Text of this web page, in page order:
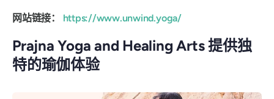
网站链接： https://www.unwind.yoga/
Prajna Yoga and Healing Arts 提供独
特的瑜伽体验